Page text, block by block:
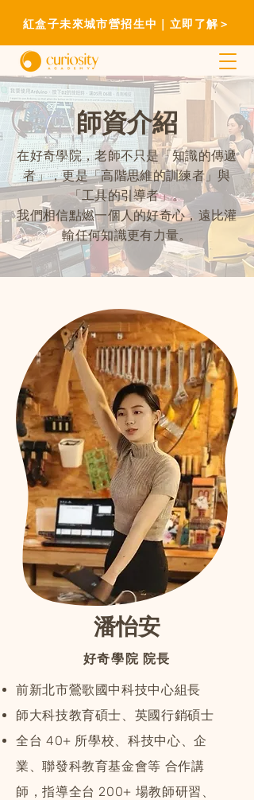
紅盒子未來城市營招生中｜立即了解＞
師資介紹
在好奇學院，老師不只是「知識的傳遞
者」，更是「高階思維的訓練者」與
「工具的引導者」。
我們相信點燃一個人的好奇心，遠比灌
輸任何知識更有力量。
​潘怡安
好奇學院 院長
前新北市鶯歌國中科技中心組長
師大科技教育碩士、英國行銷碩士
​全台 40+ 所學校、科技中心、企
業、聯發科教育基金會等 合作講
師，指導全台 200+ 場教師研習、